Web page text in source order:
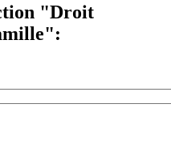
"Droit